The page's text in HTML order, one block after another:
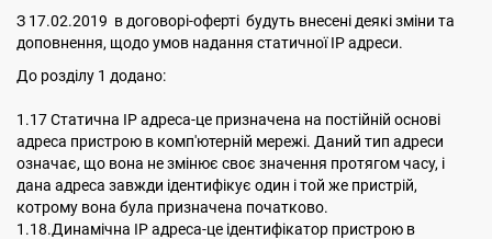
З 17.02.2019 в договорі-оферті будуть внесені деякі зміни та
доповнення, щодо умов надання статичної IP адреси.
До розділу 1 додано:
1.17 Статична ІР адреса-це призначена на постійній основі
адреса пристрою в комп'ютерній мережі. Даний тип адреси
означає, що вона не змінює своє значення протягом часу, і
дана адреса завжди ідентифікує один і той же пристрій,
котрому вона була призначена початково.
1.18.Динамічна ІР адреса-це ідентифікатор пристрою в